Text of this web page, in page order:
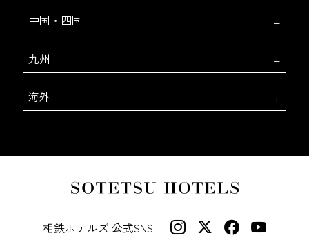
中国・四国
九州
海外
相鉄ホテルズ 公式SNS